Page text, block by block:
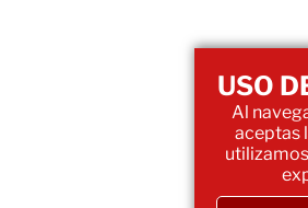
USO
Al
aceptas